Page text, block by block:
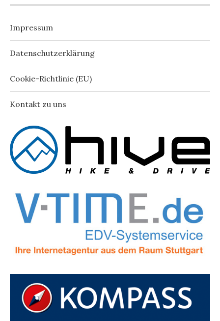
Impressum
Datenschutzerklärung
Cookie-Richtlinie (EU)
Kontakt zu uns